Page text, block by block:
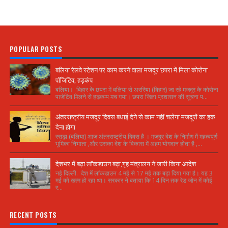
POPULAR POSTS
बलिया रेलवे स्टेशन पर काम करने वाला मजदूर छपरा में मिला कोरोना
पॉजिटिव, हड़कंप
बलिया। बिहार के छपरा में बलिया से अररिया (बिहार) जा रहे मजदूर के कोरोना
पाजेटिव मिलने से हड़कम्प मच गया। छपरा जिला प्रशासन की सूचना प...
अंतरराष्ट्रीय मजदूर दिवस बधाई देने से काम नहीं चलेगा मजदूरों का हक
देना होगा
रसड़ा (बलिया) आज अंतरराष्ट्रीय दिवस है । मजदूर देश के निर्माण में महत्वपूर्ण
भूमिका निभाता ,और उसका देश के विकास में अहम योगदान होता है ,...
देशभर में बढ़ा लॉकडाउन बढ़ा,गृह मंत्रालय ने जारी किया आदेश
नई दिल्ली. देश में लॉकडाउन 4 मई से 17 मई तक बढ़ा दिया गया है। यह 3
मई को खत्म हो रहा था। सरकार ने बताया कि 14 दिन तक रेड जोन में कोई
र...
RECENT POSTS